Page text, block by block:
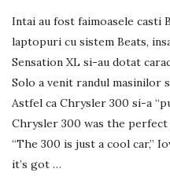
Intai au fost faimoasele casti
laptopuri cu sistem Beats,
Sensation XL si-au dotat
Solo a venit randul masinilor
Astfel ca Chrysler 300 si-a
Chrysler 300 was the
“The 300 is just a cool car,”
it’s got …